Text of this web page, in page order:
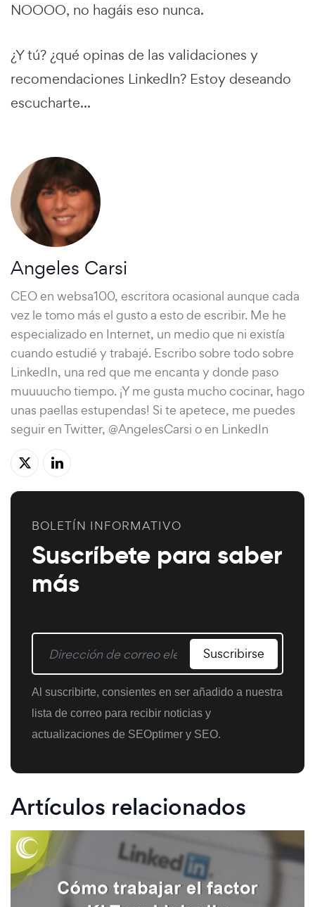
NOOOO, no hagáis eso nunca.
¿Y tú? ¿qué opinas de las validaciones y
recomendaciones LinkedIn? Estoy deseando
escucharte...
Angeles Carsi
CEO en websa100, escritora ocasional aunque cada
vez le tomo más el gusto a esto de escribir. Me he
especializado en Internet, un medio que ni existía
cuando estudié y trabajé. Escribo sobre todo sobre
LinkedIn, una red que me encanta y donde paso
muuuucho tiempo. ¡Y me gusta mucho cocinar, hago
unas paellas estupendas! Si te apetece, me puedes
seguir en Twitter, @AngelesCarsi o en LinkedIn
BOLETÍN INFORMATIVO
Suscríbete para saber
más
Suscribirse
Al suscribirte, consientes en ser añadido a nuestra
lista de correo para recibir noticias y
actualizaciones de SEOptimer y SEO.
Artículos relacionados